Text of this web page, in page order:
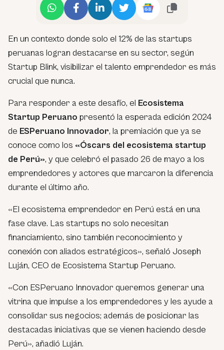
En un contexto donde solo el 12% de las startups
peruanas logran destacarse en su sector, según
Startup Blink, visibilizar el talento emprendedor es más
crucial que nunca.
Para responder a este desafío, el Ecosistema
Startup Peruano presentó la esperada edición 2024
de ESPeruano Innovador, la premiación que ya se
conoce como los «Óscars del ecosistema startup
de Perú», y que celebró el pasado 26 de mayo a los
emprendedores y actores que marcaron la diferencia
durante el último año.
«El ecosistema emprendedor en Perú está en una
fase clave. Las startups no solo necesitan
financiamiento, sino también reconocimiento y
conexión con aliados estratégicos», señaló Joseph
Luján, CEO de Ecosistema Startup Peruano.
«Con ESPeruano Innovador queremos generar una
vitrina que impulse a los emprendedores y les ayude a
consolidar sus negocios; además de posicionar las
destacadas iniciativas que se vienen haciendo desde
Perú», añadió Luján.